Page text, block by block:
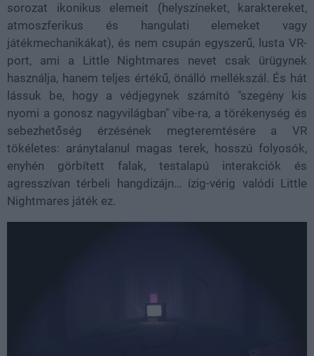
sorozat ikonikus elemeit (helyszíneket, karaktereket,
atmoszferikus és hangulati elemeket vagy
játékmechanikákat), és nem csupán egyszerű, lusta VR-
port, ami a Little Nightmares nevet csak ürügynek
használja, hanem teljes értékű, önálló mellékszál. És hát
lássuk be, hogy a védjegynek számító "szegény kis
nyomi a gonosz nagyvilágban" vibe-ra, a törékenység és
sebezhetőség érzésének megteremtésére a VR
tökéletes: aránytalanul magas terek, hosszú folyosók,
enyhén görbített falak, testalapú interakciók és
agresszívan térbeli hangdizájn… ízig-vérig valódi Little
Nightmares játék ez.